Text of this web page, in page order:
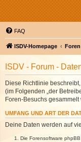
FAQ
ISDV-Homepage Foren
ISDV - Forum -
Diese Richtlinie beschreibt,
(im Folgenden „der
Foren-Besuchs gesammelt
UMFANG UND ART DER
Deine Daten werden auf
Die Forensoftware